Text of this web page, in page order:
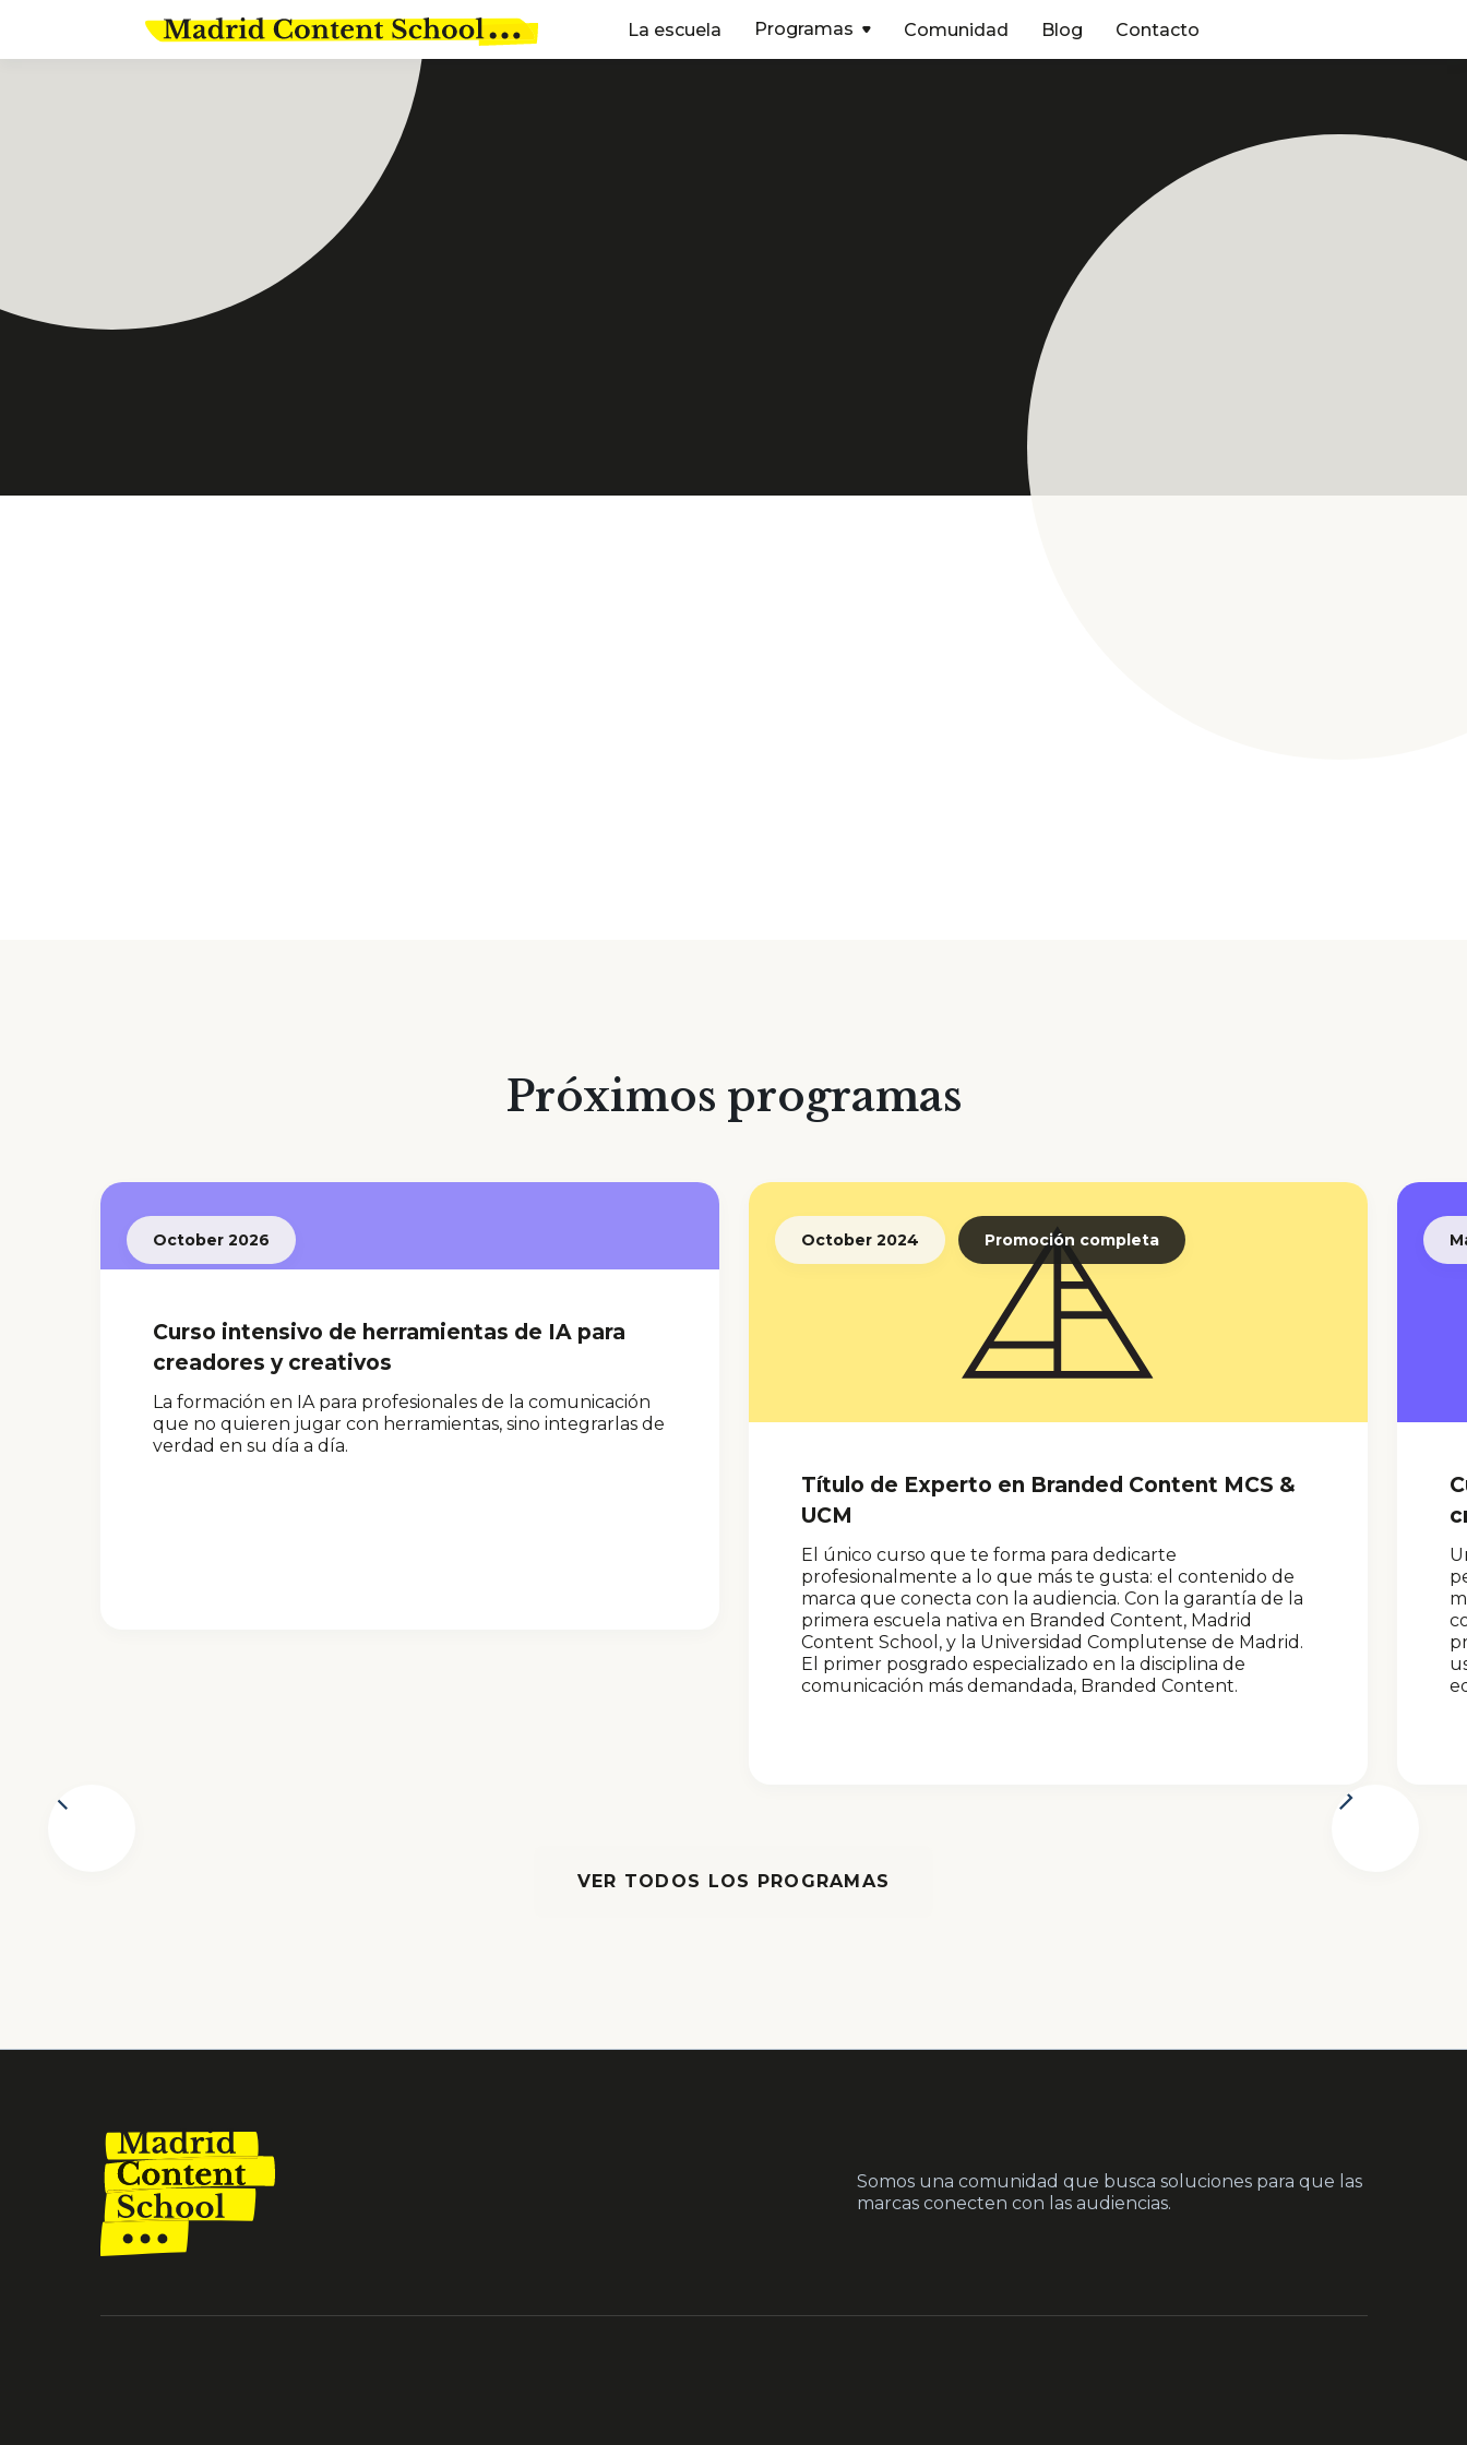
La escuela Programas  Comunidad Blog Contacto
Ana Monreal
Próximos programas
October 2026
Curso intensivo de herramientas de IA para
creadores y creativos
La formación en IA para profesionales de la comunicación
que no quieren jugar con herramientas, sino integrarlas de
verdad en su día a día.
October 2024 Promoción completa
Título de Experto en Branded Content MCS &
UCM
El único curso que te forma para dedicarte
profesionalmente a lo que más te gusta: el contenido de
marca que conecta con la audiencia. Con la garantía de la
primera escuela nativa en Branded Content, Madrid
Content School, y la Universidad Complutense de Madrid.
El primer posgrado especializado en la disciplina de
comunicación más demandada, Branded Content.
VER TODOS LOS PROGRAMAS
Somos una comunidad que busca soluciones para que las
marcas conecten con las audiencias.